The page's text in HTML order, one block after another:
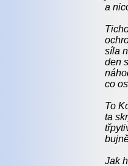
a
síla
den
co
To
ta
Jak